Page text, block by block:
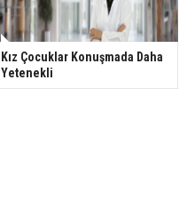
Kız Çocuklar Konuşmada Daha
Yetenekli